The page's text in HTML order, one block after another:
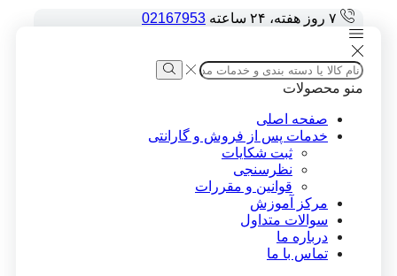
۷ روز هفته، ۲۴ ساعته 02167953
Search
input
Search منو محصولات
صفحه اصلی
خدمات پس از فروش و گارانتی
ثبت شکایات
نظرسنجی
قوانین و مقررات
مرکز آموزش
سوالات متداول
درباره ما
تماس با ما